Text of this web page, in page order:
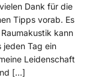
Dank für die
Tipps vorab. Es
kann
jeden Tag ein
Leidenschaft
[…]